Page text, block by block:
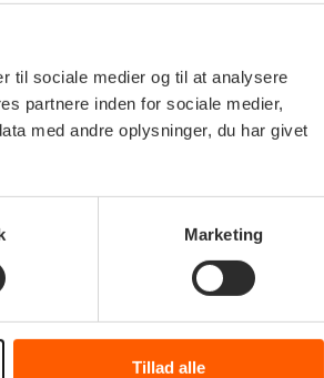
til sociale medier og til at analysere
partnere inden for sociale medier,
med andre oplysninger, du har givet
Marketing
Tillad alle